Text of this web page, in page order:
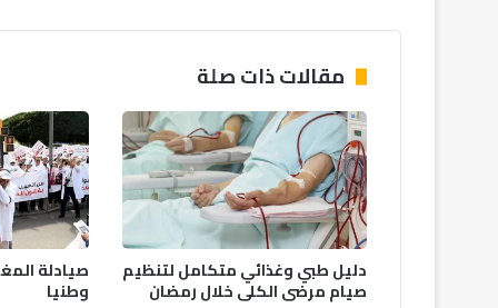
ي
ج
م
ع
ا
ل
ش
ع
ب
ي
ن
مقالات ذات صلة
دليل طبي وغذائي متكامل لتنظيم
صيام مرضى الكلى خلال رمضان
صيادلة
وطنيا